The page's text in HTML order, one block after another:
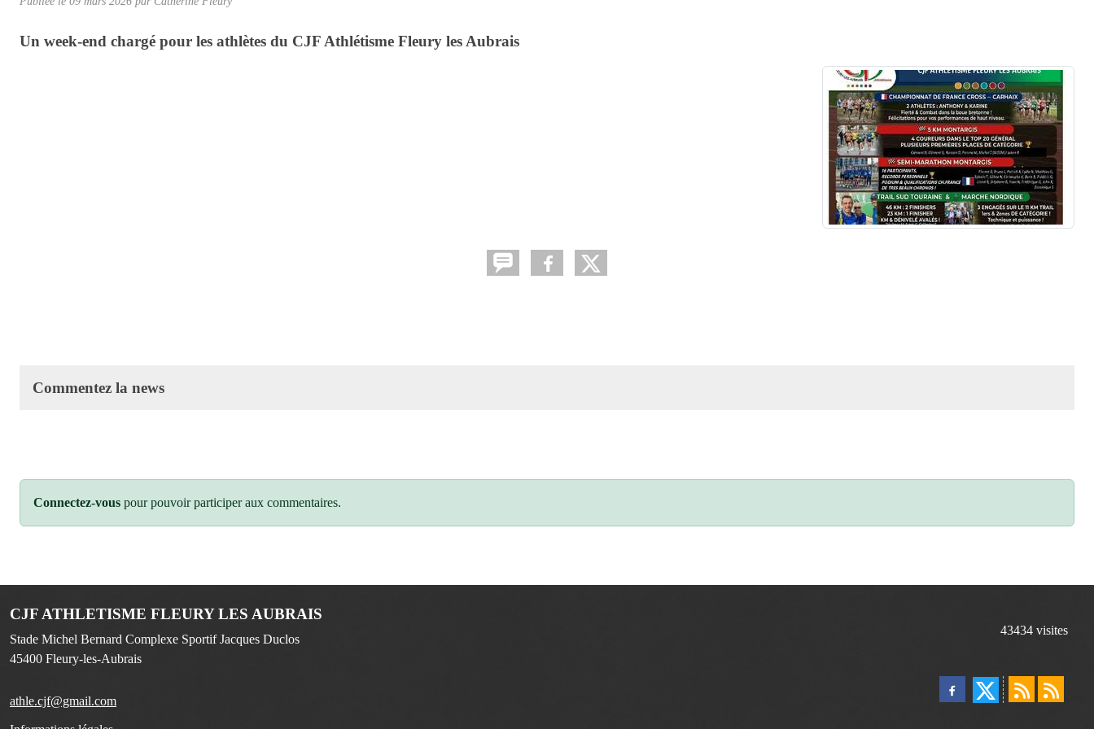
Un week-end chargé pour les athlètes du CJF Athlétisme Fleury les Aubrais
Commentez la news
Connectez-vous pour pouvoir participer aux commentaires.
CJF ATHLETISME FLEURY LES AUBRAIS
Stade Michel Bernard Complexe Sportif Jacques Duclos
45400 Fleury-les-Aubrais
athle.cjf@gmail.com
43434 visites